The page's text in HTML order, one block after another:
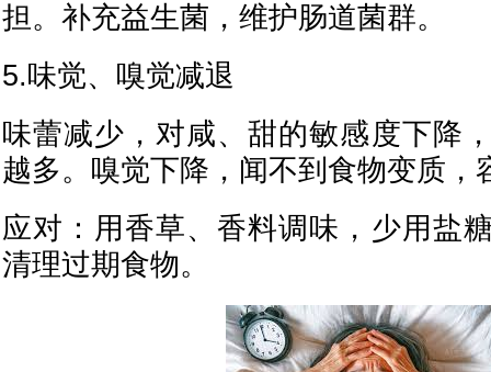
担。补充益生菌，维护肠道菌群。
5.味觉、嗅觉减退
味蕾减少，对咸、甜的敏感度下降
越多。嗅觉下降，闻不到食物变质，
应对：用香草、香料调味，少用盐
清理过期食物。